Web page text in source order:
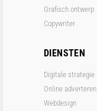
Grafisch ontwerp
Copywriter
DIENSTEN
Digitale strategie
Online adverteren
Webdesign